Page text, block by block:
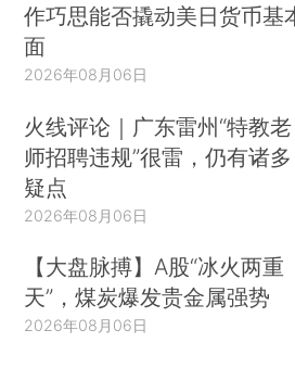
作巧思能否撬动美日货币基
面
2026年08月06日
火线评论｜广东雷州“特教老
师招聘违规”很雷，仍有诸多
疑点
2026年08月06日
【大盘脉搏】A股“冰火两重
天”，煤炭爆发贵金属强势
2026年08月06日